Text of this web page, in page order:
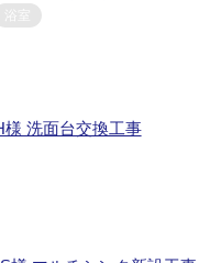
浴室
様 洗面台交換工事